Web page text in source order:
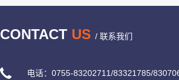
CONTACT US / 联系我们
电话：0755-83202711/83321785/